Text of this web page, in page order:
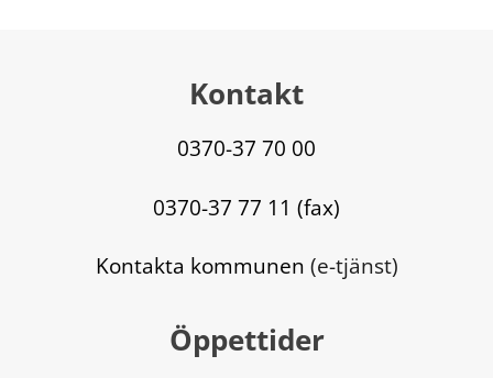
Kontakt
0370-37 70 00
0370-37 77 11 (fax)
Kontakta kommunen (e-tjänst)
Öppettider